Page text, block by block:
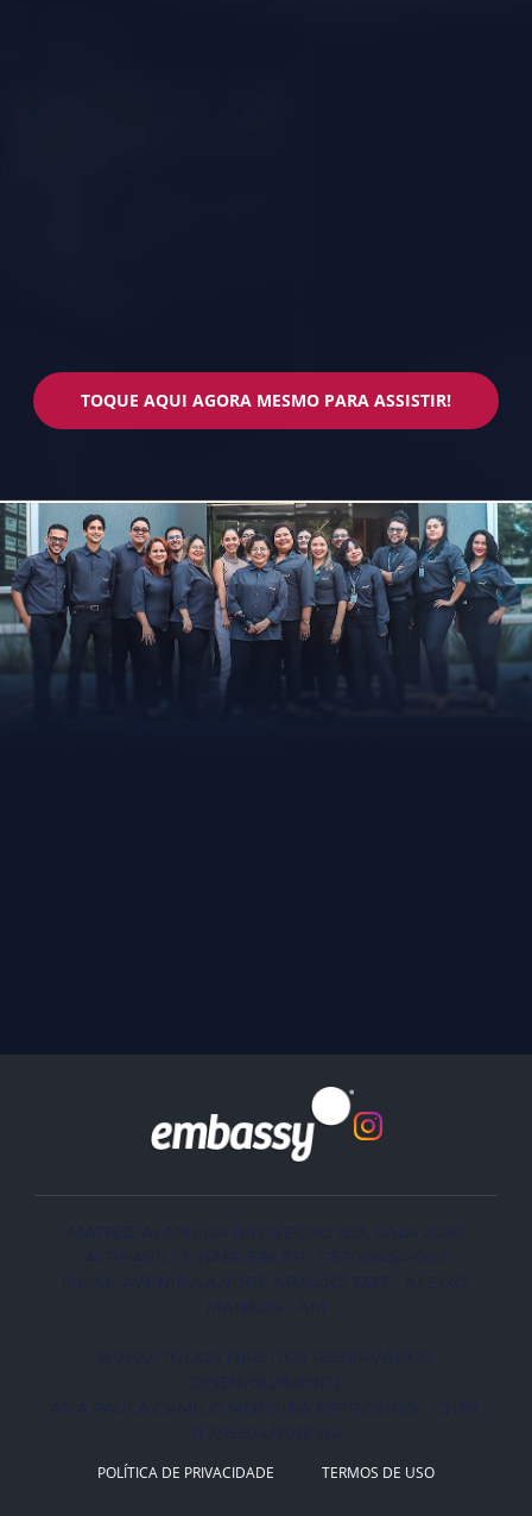
TOQUE AQUI AGORA MESMO PARA ASSISTIR!
MATRIZ: ALAMEDA RIO NEGRO 503, SALA 2020
ALPHAVILLE BARUERI SP - CEP 06454-000
FILIAL: AVENIDA ANDRÉ ARAÚJO, 3333 – ALEIXO,
MANAUS – AM
© 2022. TODOS DIREITOS RESERVADOS.
DESENVOLVIMENTO
ANA PAULA CAMILO MOREIRA PETROSINO - CNPJ:
11.736.904/0001-04
POLÍTICA DE PRIVACIDADE TERMOS DE USO